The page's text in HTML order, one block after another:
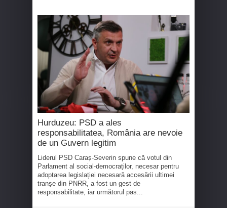
Hurduzeu: PSD a ales
responsabilitatea, România are nevoie
de un Guvern legitim
Liderul PSD Caraș-Severin spune că votul din
Parlament al social-democraților, necesar pentru
adoptarea legislației necesară accesării ultimei
tranșe din PNRR, a fost un gest de
responsabilitate, iar următorul pas...